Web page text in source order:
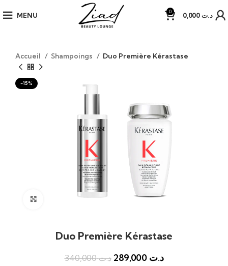
MENU 0 د.ت
Accueil Shampoings Duo Première Kérastase
-15%
Click to enlarge
Duo Première Kérastase
د.ت340,000 د.ت 289,000